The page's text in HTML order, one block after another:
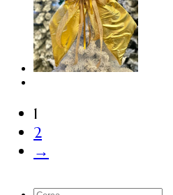
1
2
→